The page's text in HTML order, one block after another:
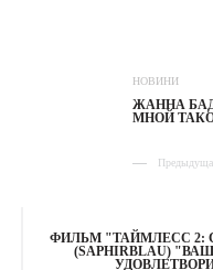
НОВИНИ
ЖАННА
МНОЙ
ФИЛЬМ "ТАЙМЛЕСС 2:
(SAPHIRBLAU)